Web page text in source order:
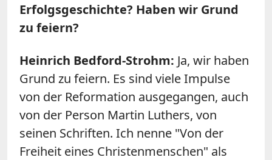
Erfolgsgeschichte? Haben wir Grund
zu feiern?
Heinrich Bedford-Strohm: Ja, wir haben
Grund zu feiern. Es sind viele Impulse
von der Reformation ausgegangen, auch
von der Person Martin Luthers, von
seinen Schriften. Ich nenne "Von der
Freiheit eines Christenmenschen" als